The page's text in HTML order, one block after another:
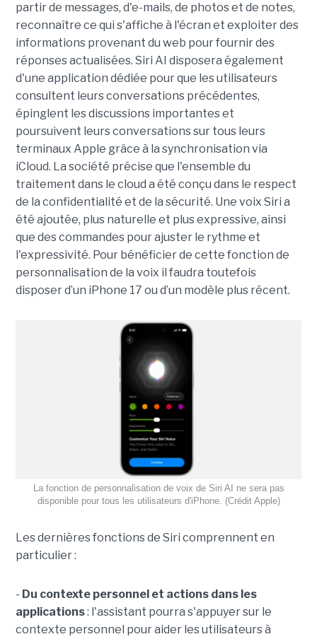
partir de messages, d'e-mails, de photos et de notes,
reconnaître ce qui s'affiche à l'écran et exploiter des
informations provenant du web pour fournir des
réponses actualisées. Siri AI disposera également
d'une application dédiée pour que les utilisateurs
consultent leurs conversations précédentes,
épinglent les discussions importantes et
poursuivent leurs conversations sur tous leurs
terminaux Apple grâce à la synchronisation via
iCloud. La société précise que l'ensemble du
traitement dans le cloud a été conçu dans le respect
de la confidentialité et de la sécurité. Une voix Siri a
été ajoutée, plus naturelle et plus expressive, ainsi
que des commandes pour ajuster le rythme et
l'expressivité. Pour bénéficier de cette fonction de
personnalisation de la voix il faudra toutefois
disposer d’un iPhone 17 ou d’un modèle plus récent.
La fonction de personnalisation de voix de Siri AI ne sera pas
disponible pour tous les utilisateurs d'iPhone. (Crédit Apple)
Les dernières fonctions de Siri comprennent en
particulier :
- Du contexte personnel et actions dans les
applications: l'assistant pourra s'appuyer sur le
contexte personnel pour aider les utilisateurs à